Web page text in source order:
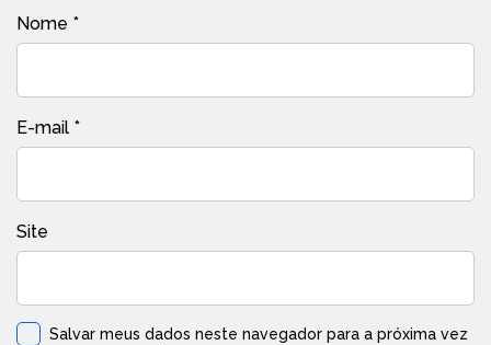
Nome *
E-mail *
Site
Salvar meus dados neste navegador para a próxima vez